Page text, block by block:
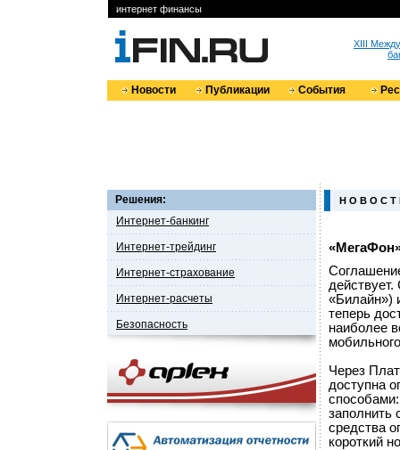
интернет финансы
XIII
Новости Публикации События
Решения:
Интернет-банкинг
Интернет-трейдинг
Интернет-страхование
Интернет-расчеты
Безопасность
Н О В О С Т
«Билайн»)
теперь
наиболее
Через
доступна
заполнить
средства
короткий